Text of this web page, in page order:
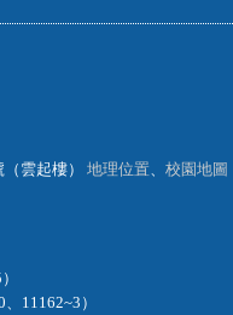
雲起樓） 地理位置
校園地圖
11162~3）